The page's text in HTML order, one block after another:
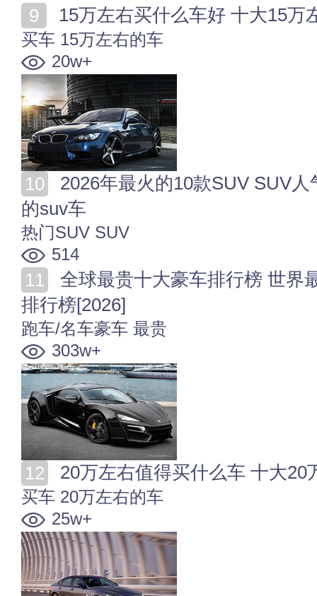
15万左右买什么车好 十大15万
买车 15万左右的车
20w+
的suv车
热门SUV SUV
514
排行榜[2026]
跑车/名车豪车 最贵
303w+
20万左右值得买什么车 十大20
买车 20万左右的车
25w+